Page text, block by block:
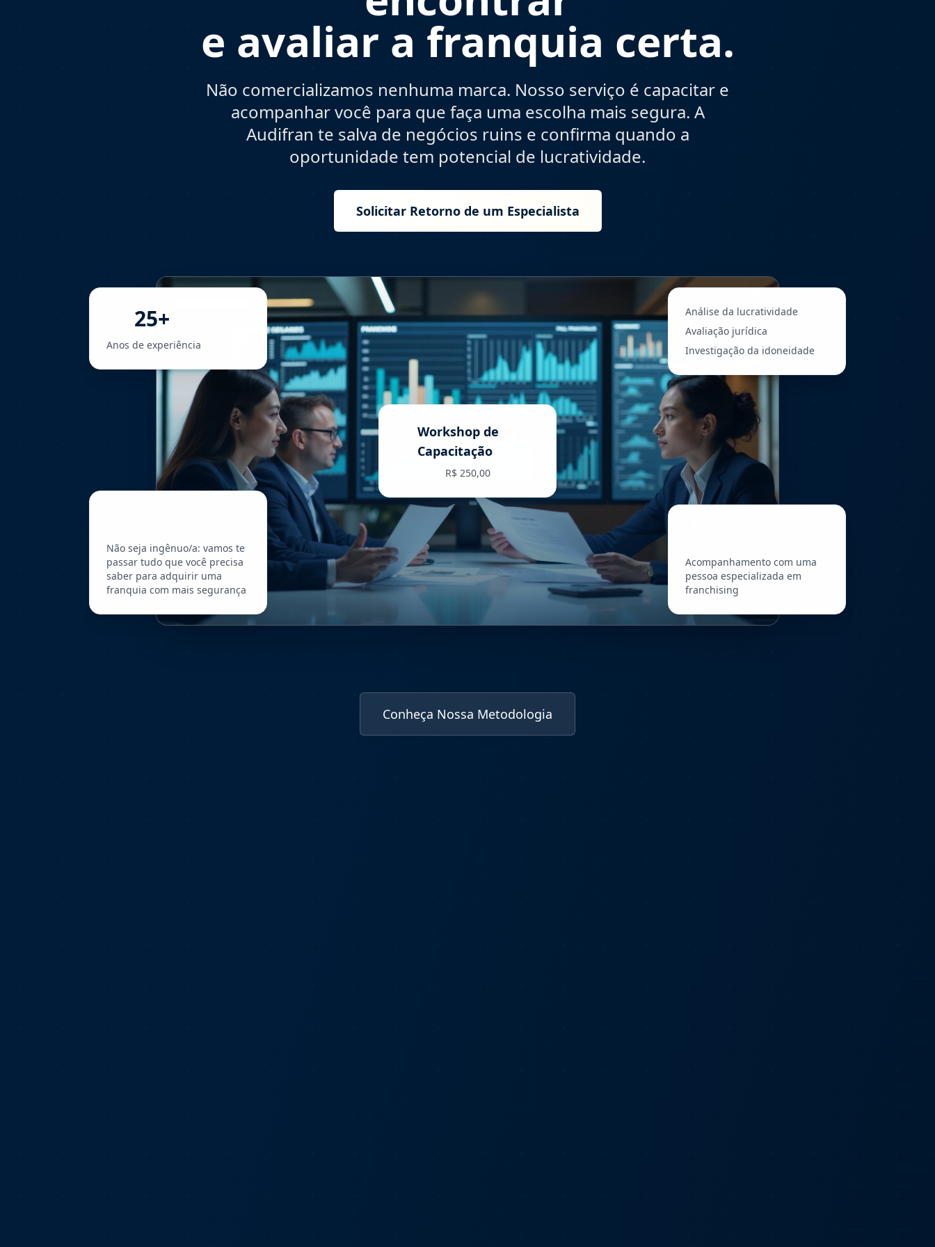
e avaliar a franquia certa.
Não comercializamos nenhuma marca. Nosso serviço é capacitar e
acompanhar você para que faça uma escolha mais segura. A
Audifran te salva de negócios ruins e confirma quando a
oportunidade tem potencial de lucratividade.
Solicitar Retorno de um Especialista
25+
Anos de experiência
Análise da lucratividade
Avaliação jurídica
Investigação da idoneidade
Não seja ingênuo/a: vamos te
passar tudo que você precisa
saber para adquirir uma
franquia com mais segurança
Acompanhamento com uma
pessoa especializada em
franchising
Workshop de
Capacitação
R$ 250,00
Conheça Nossa Metodologia